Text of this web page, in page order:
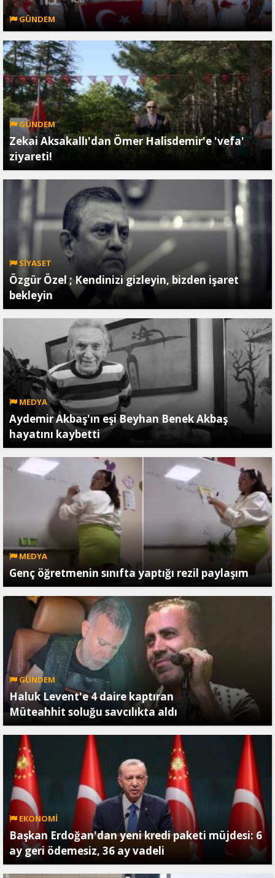
GÜNDEM
GÜNDEM
Zekai Aksakallı'dan Ömer Halisdemir'e 'vefa'
ziyareti!
SİYASET
Özgür Özel ; Kendinizi gizleyin, bizden işaret
bekleyin
MEDYA
Aydemir Akbaş'ın eşi Beyhan Benek Akbaş
hayatını kaybetti
MEDYA
Genç öğretmenin sınıfta yaptığı rezil paylaşım
GÜNDEM
Haluk Levent'e 4 daire kaptıran
Müteahhit soluğu savcılıkta aldı
EKONOMİ
Başkan Erdoğan'dan yeni kredi paketi müjdesi: 6
ay geri ödemesiz, 36 ay vadeli